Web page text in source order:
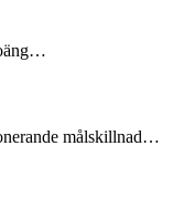
målskillnad…